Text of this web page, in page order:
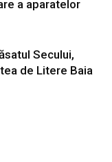
a aparatelor
Secului,
de Litere Baia